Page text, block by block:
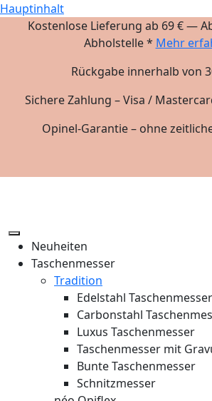
Hauptinhalt
Kostenlose Lieferung ab 69 € —
Abholstelle * Mehr
Rückgabe innerhalb von
Sichere Zahlung – Visa /
Opinel-Garantie – ohne
Neuheiten
Taschenmesser
Tradition
Edelstahl Taschenmesser
Carbonstahl
Luxus Taschenmesser
Taschenmesser mit
Bunte Taschenmesser
Schnitzmesser